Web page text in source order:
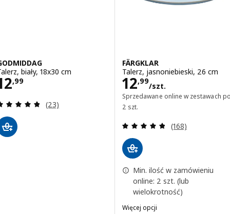
biały, 18x30 cm
,99 12,99
Recenzja: 4.8 z 5 gwiazdki. Łączna liczba recenzji:
(23)
FÄRGKLAR
Talerz, jasnoniebieski, 26 cm
12,99
/szt.
Cena 12,99/szt.
Sprzedawane online w zestawach
2 szt.
Recenzja: 4.8
(168)
Min. ilość w zamówieniu
online: 2 szt. (lub
wielokrotność)
Więcej opcji